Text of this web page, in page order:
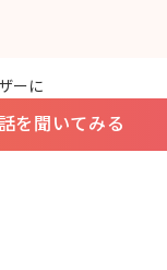
ーに
を聞いてみる